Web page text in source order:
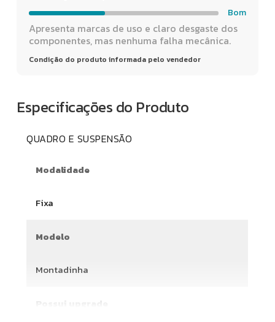
Bom
Apresenta marcas de uso e claro desgaste dos
componentes, mas nenhuma falha mecânica.
Condição do produto informada pelo vendedor
Especificações do Produto
QUADRO E SUSPENSÃO
Modalidade
Fixa
Modelo
Montadinha